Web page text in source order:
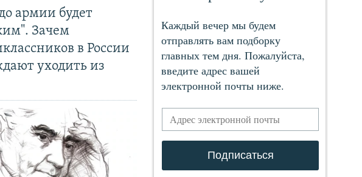
армии будет
Зачем
в России
уходить из